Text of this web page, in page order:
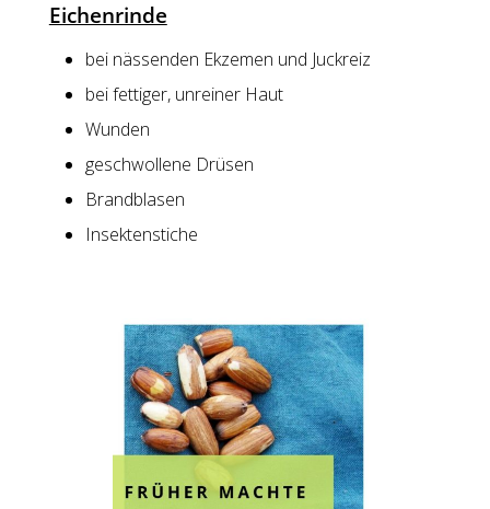
Eichenrinde
bei nässenden Ekzemen und Juckreiz
bei fettiger, unreiner Haut
Wunden
geschwollene Drüsen
Brandblasen
Insektenstiche